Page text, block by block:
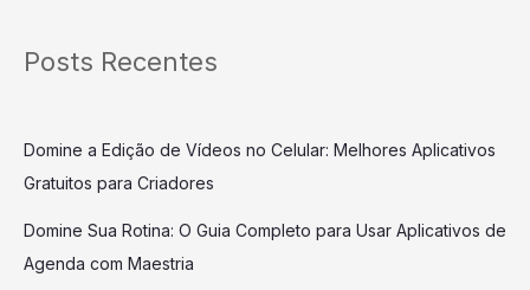
Posts Recentes
Domine a Edição de Vídeos no Celular: Melhores Aplicativos
Gratuitos para Criadores
Domine Sua Rotina: O Guia Completo para Usar Aplicativos de
Agenda com Maestria